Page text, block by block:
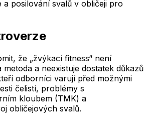
a posilování svalů v obličeji pro
že „žvýkací fitness“ není
a neexistuje dostatek důkazů
odborníci varují před možnými
čelistí, problémy s
kloubem (TMK) a
obličejových svalů.